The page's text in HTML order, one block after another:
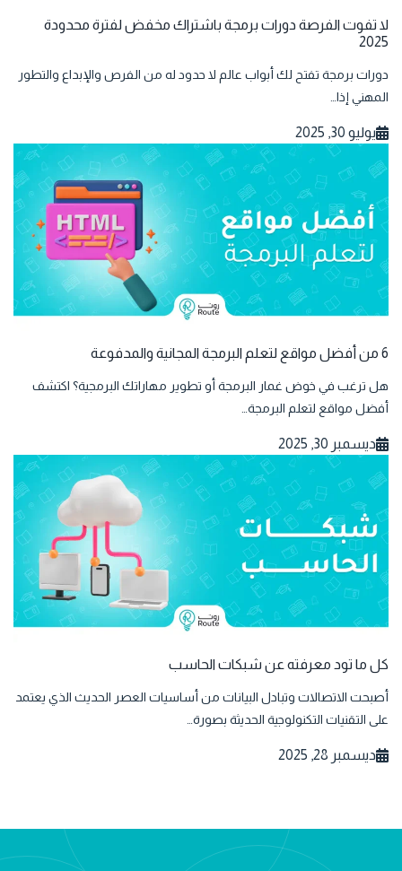
لا تفوت الفرصة دورات برمجة باشتراك مخفض لفترة محدودة
2025
دورات برمجة تفتح لك أبواب عالم لا حدود له من الفرص والإبداع والتطور
المهني إذا…
يوليو 30, 2025
6 من أفضل مواقع لتعلم البرمجة المجانية والمدفوعة
هل ترغب في خوض غمار البرمجة أو تطوير مهاراتك البرمجية؟ اكتشف
أفضل مواقع لتعلم البرمجة…
ديسمبر 30, 2025
كل ما تود معرفته عن شبكات الحاسب
أصبحت الاتصالات وتبادل البيانات من أساسيات العصر الحديث الذي يعتمد
على التقنيات التكنولوجية الحديثة بصورة…
ديسمبر 28, 2025